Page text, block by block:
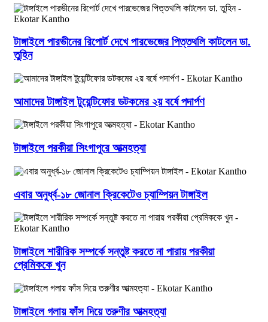
টাঙ্গাইলে পারভীনের রিপোর্ট দেখে পারভেজের পিত্তথলি কাটলেন ডা.
তুহিন
আমাদের টাঙ্গাইল টুয়েন্টিফোর ডটকমের ২য় বর্ষে পদার্পণ
টাঙ্গাইলে পরকীয়া সিংগাপুরে আত্মহত্যা
এবার অনুর্ধ্ব-১৮ জোনাল ক্রিকেটেও চ্যাম্পিয়ন টাঙ্গাইল
টাঙ্গাইলে শারীরিক সম্পর্কে সন্তুষ্ট করতে না পারায় পরকীয়া
প্রেমিককে খুন
টাঙ্গাইলে গলায় ফাঁস দিয়ে তরুণীর আত্মহত্যা